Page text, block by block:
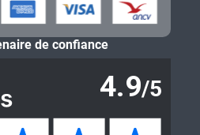
de confiance